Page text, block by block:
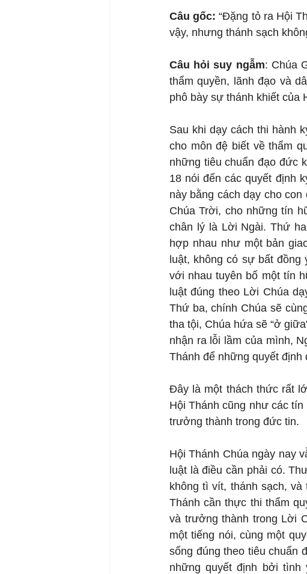
Câu gốc: “Đặng tỏ ra Hội
vậy, nhưng thánh sạch
Câu hỏi suy ngẫm: Chúa
thẩm quyền, lãnh đạo và
phô bày sự thánh khiết của
Sau khi dạy cách thi hành
cho môn đệ biết về thẩm
những tiêu chuẩn đạo đức
18 nói đến các quyết định
này bằng cách dạy cho
Chúa Trời, cho những tín
chân lý là Lời Ngài. Thứ
hợp nhau như một bản
luật, không có sự bất
với nhau tuyên bố một tín
luật đúng theo Lời Chúa
Thứ ba, chính Chúa sẽ
tha tội, Chúa hứa sẽ “ở
nhận ra lỗi lầm của mình,
Thánh để những quyết
Đây là một thách thức rất
Hội Thánh cũng như các
trưởng thành trong đức tin.
Hội Thánh Chúa ngày nay
luật là điều cần phải có.
không tì vít, thánh sạch,
Thánh cần thực thi thẩm
và trưởng thành trong Lời
một tiếng nói, cùng một
sống đúng theo tiêu chuẩn
những quyết định bởi tình